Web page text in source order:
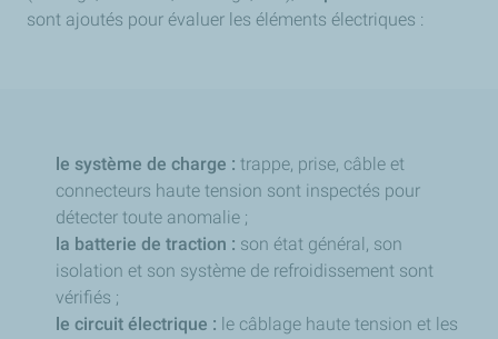
sont ajoutés pour évaluer les éléments électriques :
le système de charge : trappe, prise, câble et
connecteurs haute tension sont inspectés pour
détecter toute anomalie ;
la batterie de traction : son état général, son
isolation et son système de refroidissement sont
vérifiés ;
le circuit électrique : le câblage haute tension et les